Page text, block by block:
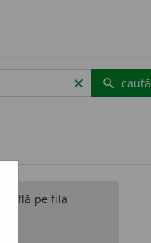
clear search caută
află pe fila